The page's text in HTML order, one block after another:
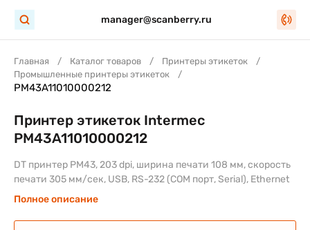
manager@scanberry.ru
Главная Каталог товаров
Принтеры этикеток
Промышленные принтеры этикеток
PM43A11010000212
Принтер этикеток Intermec
PM43A11010000212
DT принтер PM43, 203 dpi, ширина печати 108 мм, скорость
печати 305 мм/сек, USB, RS-232 (COM порт, Serial), Ethernet
Полное описание